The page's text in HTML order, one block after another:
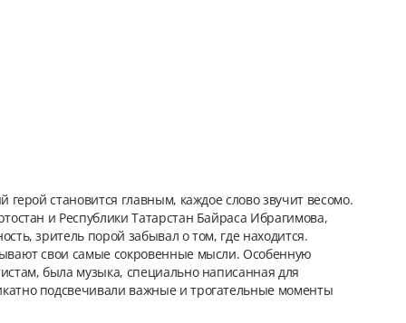
становится главным, каждое слово звучит весомо.
и Республики Татарстан Байраса Ибрагимова,
зритель порой забывал о том, где находится.
свои самые сокровенные мысли. Особенную
была музыка, специально написанная для
подсвечивали важные и трогательные моменты